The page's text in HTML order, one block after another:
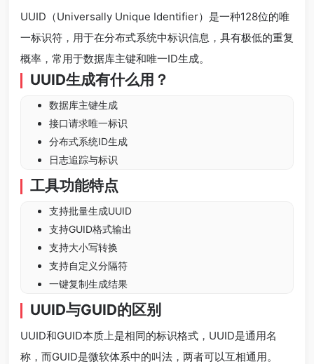
UUID（Universally Unique Identifier）是一种128位的唯
一标识符，用于在分布式系统中标识信息，具有极低的重复
概率，常用于数据库主键和唯一ID生成。
UUID生成有什么用？
数据库主键生成
接口请求唯一标识
分布式系统ID生成
日志追踪与标识
工具功能特点
支持批量生成UUID
支持GUID格式输出
支持大小写转换
支持自定义分隔符
一键复制生成结果
UUID与GUID的区别
UUID和GUID本质上是相同的标识格式，UUID是通用名
称，而GUID是微软体系中的叫法，两者可以互相通用。